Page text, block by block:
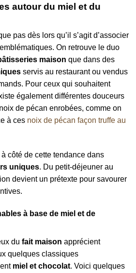
autour du miel et du
pas dès lors qu’il s’agit d’associer
On retrouve le duo
maison que dans des
servis au restaurant ou vendus
Pour ceux qui souhaitent
également différentes douceurs
de pécan enrobées, comme on
à ces noix de pécan façon truffe au
côté de cette tendance dans
uniques. Du petit-déjeuner au
devient un prétexte pour savourer
à base de miel et de
du fait maison apprécient
quelques classiques
miel et chocolat. Voici quelques